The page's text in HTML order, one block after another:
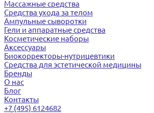
Массажные средства
Средства ухода за телом
Ампульные сыворотки
Гели и аппаратные средства
Косметические наборы
Аксессуары
Биокорректоры-нутрицевтики
Средства для эстетической медицины
Бренды
О нас
Блог
Контакты
+7 (495) 6124682